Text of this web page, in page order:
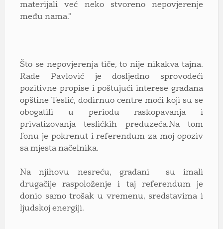
materijali već neko stvoreno nepovjerenje
među nama."
Što se nepovjerenja tiče, to nije nikakva tajna.
Rade Pavlović je dosljedno sprovodeći
pozitivne propise i poštujući interese građana
opštine Teslić, dodirnuo centre moći koji su se
obogatili u periodu raskopavanja i
privatizovanja teslićkih preduzeća.Na tom
fonu je pokrenut i referendum za moj opoziv
sa mjesta načelnika.
Na njihovu nesreću, građani su imali
drugačije raspoloženje i taj referendum je
donio samo trošak u vremenu, sredstavima i
ljudskoj energiji.